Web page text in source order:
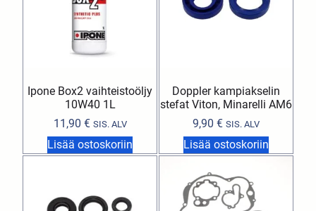
Ipone Box2 vaihteistoöljy
10W40 1L
11,90 € SIS. ALV
Lisää ostoskoriin
Doppler kampiakselin
stefat Viton, Minarelli AM6
9,90 € SIS. ALV
Lisää ostoskoriin